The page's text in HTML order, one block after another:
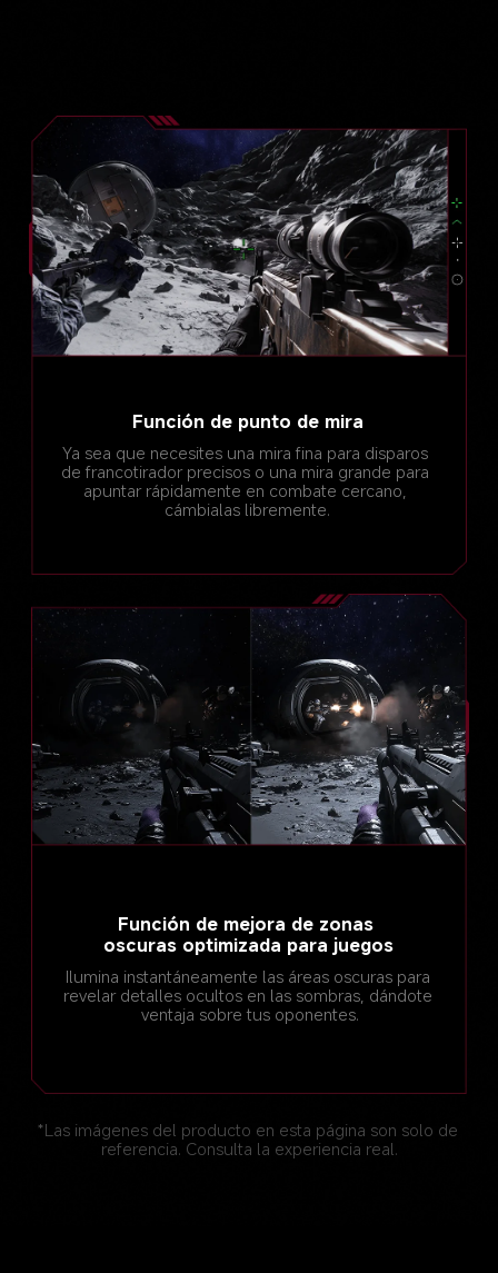
Función de punto de mira
Ya sea que necesites una mira fina para disparos
de francotirador precisos o una mira grande para
apuntar rápidamente en combate cercano,
cámbialas libremente.
Función de mejora de zonas
oscuras optimizada para juegos
Ilumina instantáneamente las áreas oscuras para
revelar detalles ocultos en las sombras, dándote
ventaja sobre tus oponentes.
*Las imágenes del producto en esta página son solo de
referencia. Consulta la experiencia real.